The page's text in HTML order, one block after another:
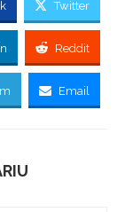
Twitter
Reddit
Email